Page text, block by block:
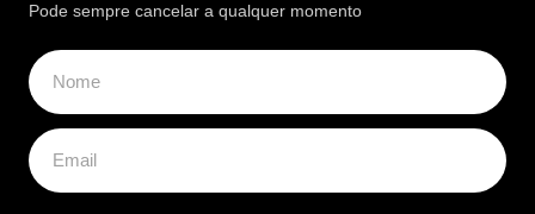
Pode sempre cancelar a qualquer momento